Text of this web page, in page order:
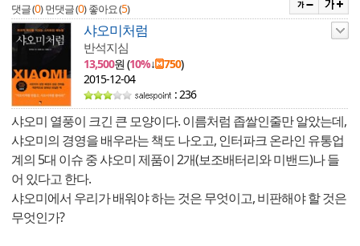
댓글 (0) 먼댓글 (0) 좋아요 (5)
샤오미처럼
반석지심
13,500원 (10%↓ 750)
2015-12-04
: 236
샤오미 열풍이 크긴 큰 모양이다. 이름처럼 좁쌀인줄만 알았는데,
샤오미의 경영을 배우라는 책도 나오고, 인터파크 온라인 유통업
계의 5대 이슈 중 샤오미 제품이 2개(보조배터리와 미밴드)나 들
어 있다고 한다.
샤오미에서 우리가 배워야 하는 것은 무엇이고, 비판해야 할 것은
무엇인가?